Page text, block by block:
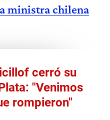
ministra chilena
cerró su
"Venimos
rompieron"